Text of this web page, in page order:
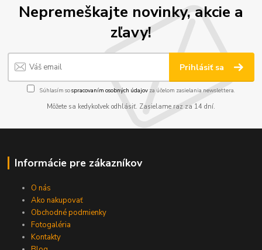
Nepremeškajte novinky, akcie a
zľavy!
Prihlásiť sa
Súhlasím sospracovaním osobných údajov za účelom zasielania newslettera.
Môžete sa kedykoľvek odhlásiť. Zasielame raz za 14 dní.
Informácie pre zákazníkov
O nás
Ako nakupovať
Obchodné podmienky
Fotogaléria
Kontakty